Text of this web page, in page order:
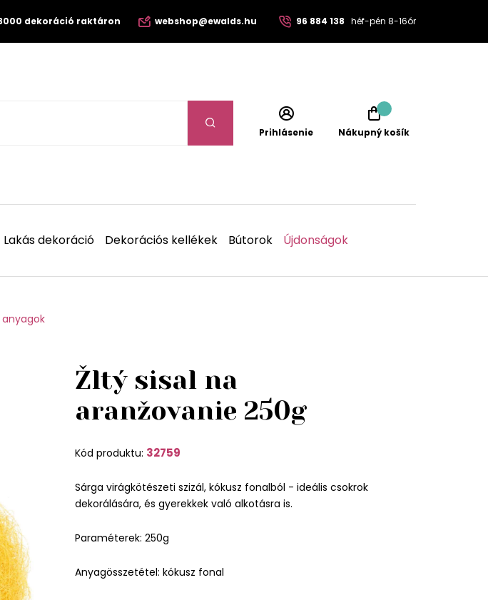
dekoráció raktáron webshop@ewalds.hu 96 884 138 héf-pén 8-16ór
Prihlásenie Nákupný košík
Lakás dekoráció Dekorációs kellékek Bútorok Újdonságok
Žltý sisal na
aranžovanie 250g
Kód produktu: 32759
Sárga virágkötészeti szizál, kókusz fonalból - ideális csokrok
dekorálására, és gyerekkek való alkotásra is.
Paraméterek: 250g
Anyagösszetétel: kókusz fonal